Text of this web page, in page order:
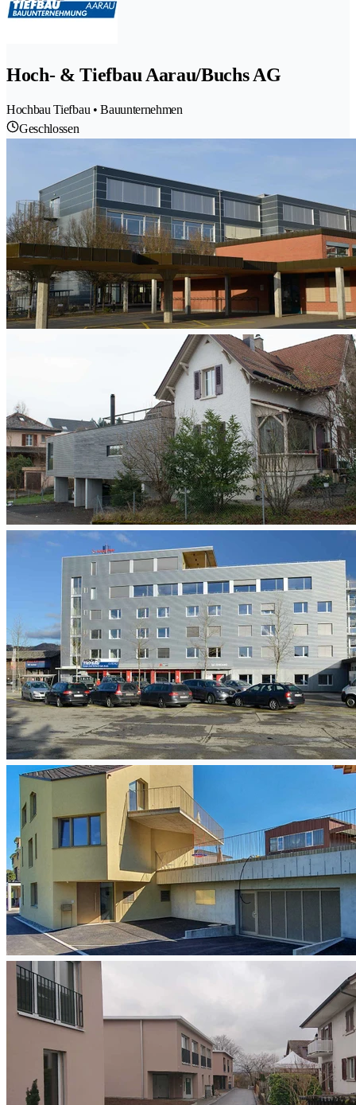
Hoch- & Tiefbau Aarau/Buchs AG
Hochbau Tiefbau • Bauunternehmen
Geschlossen